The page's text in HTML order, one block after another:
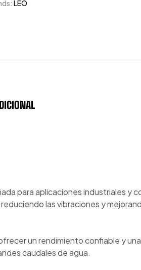
LEO
para aplicaciones industriales y
las vibraciones y
un rendimiento confiable y
caudales de agua.